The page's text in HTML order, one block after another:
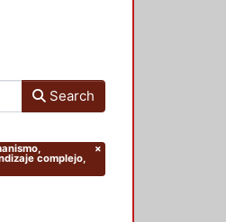
Search
complejo,
×